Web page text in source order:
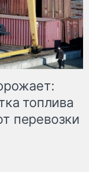
топлива
перевозки